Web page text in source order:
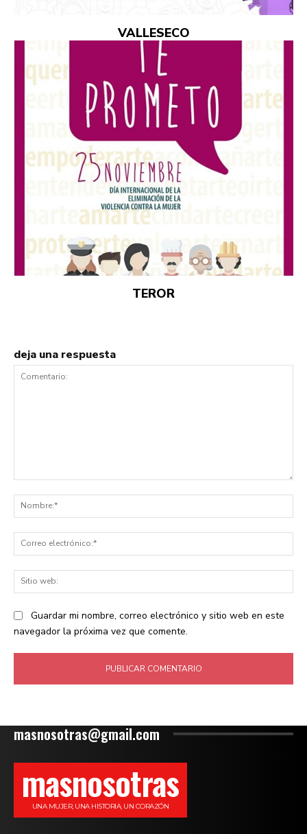
VALLESECO
TEROR
deja una respuesta
Guardar mi nombre, correo electrónico y sitio web en este
navegador la próxima vez que comente.
masnosotras@gmail.com
masnosotras
UNA MUJER, UNA HISTORIA, UN CORAZÓN